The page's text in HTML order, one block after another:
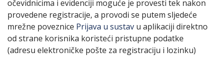
očevidnicima i evidenciji moguće je provesti tek nakon
provedene registracije, a provodi se putem sljedeće
mrežne poveznice Prijava u sustav u aplikaciji direktno
od strane korisnika koristeći pristupne podatke
(adresu elektroničke pošte za registraciju i lozinku)